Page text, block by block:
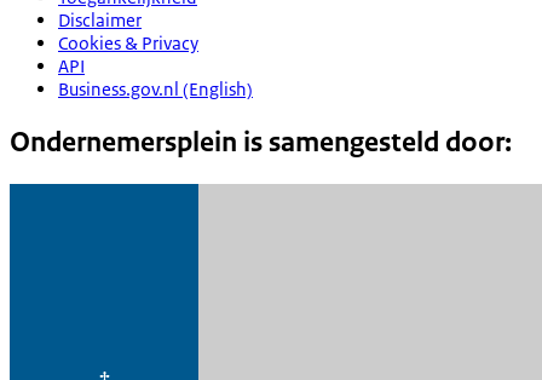
Disclaimer
Cookies & Privacy
API
Business.gov.nl (English)
Ondernemersplein is samengesteld door: